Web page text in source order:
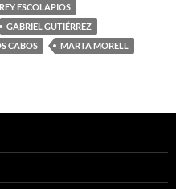
ESCOLAPIOS
GABRIEL GUTIÉRREZ
CABOS
MARTA MORELL